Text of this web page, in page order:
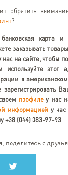
обратить
?
карта и
заказывать
нас на сайте, чтобы
этот
в
зарегистрировать
профиле у нас
информацией у нас
+38 (044) 383-97-93
поделитесь с